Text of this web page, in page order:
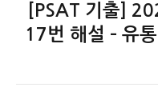
음
[PSAT 기출]
17번 해설 – 유